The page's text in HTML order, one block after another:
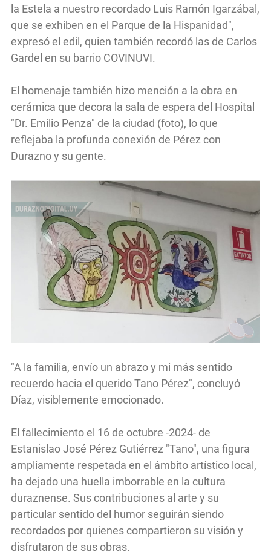
la Estela a nuestro recordado Luis Ramón Igarzábal,
que se exhiben en el Parque de la Hispanidad",
expresó el edil, quien también recordó las de Carlos
Gardel en su barrio COVINUVI.
El homenaje también hizo mención a la obra en
cerámica que decora la sala de espera del Hospital
"Dr. Emilio Penza" de la ciudad (foto), lo que
reflejaba la profunda conexión de Pérez con
Durazno y su gente.
"A la familia, envío un abrazo y mi más sentido
recuerdo hacia el querido Tano Pérez", concluyó
Díaz, visiblemente emocionado.
El fallecimiento el 16 de octubre -2024- de
Estanislao José Pérez Gutiérrez "Tano", una figura
ampliamente respetada en el ámbito artístico local,
ha dejado una huella imborrable en la cultura
duraznense. Sus contribuciones al arte y su
particular sentido del humor seguirán siendo
recordados por quienes compartieron su visión y
disfrutaron de sus obras.